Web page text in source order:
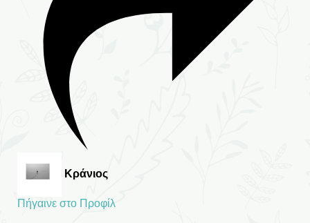
Κράνιος
Πήγαινε στο Προφίλ